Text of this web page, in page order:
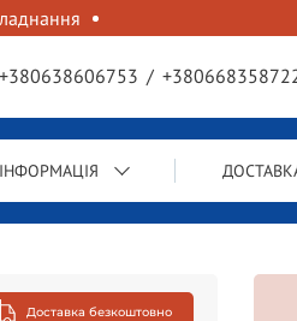
+380638606753 /
Доставка безкоштовно